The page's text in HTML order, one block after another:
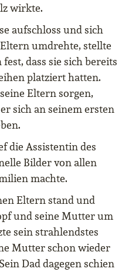
wirkte.
aufschloss und sich
umdrehte, stellte
dass sie sich bereits
platziert hatten.
Eltern sorgen,
sich an seinem ersten
die Assistentin des
Bilder von allen
machte.
Eltern stand und
und seine Mutter um
sein strahlendstes
Mutter schon wieder
Dad dagegen schien